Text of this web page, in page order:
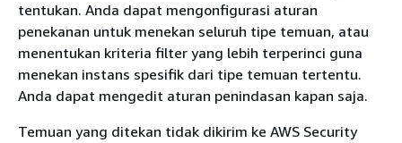
tentukan. Anda dapat mengonfigurasi aturan
penekanan untuk menekan seluruh tipe temuan, atau
menentukan kriteria filter yang lebih terperinci guna
menekan instans spesifik dari tipe temuan tertentu.
Anda dapat mengedit aturan penindasan kapan saja.
Temuan yang ditekan tidak dikirim ke AWS Security